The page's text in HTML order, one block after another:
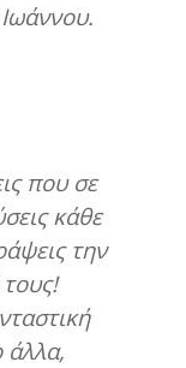
που σε
κάθε
την
άλλα,